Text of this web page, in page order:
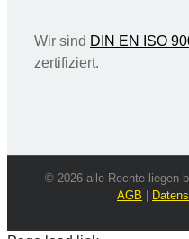
Wir sind DIN EN ISO
zertifiziert.
© 2026 alle Rechte liegen
AGB |